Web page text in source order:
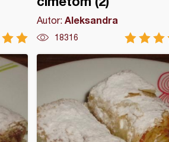
Autor:Aleksandra
18316